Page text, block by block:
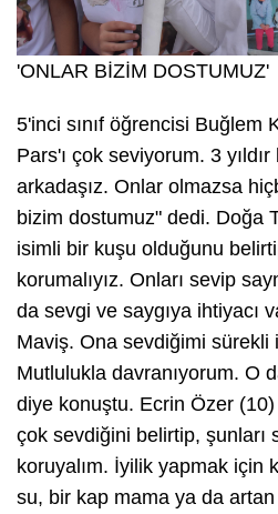
'ONLAR BİZİM DOSTUMUZ'
5'inci sınıf öğrencisi Buğlem
Pars'ı çok seviyorum. 3
arkadaşız. Onlar olmazsa
bizim dostumuz" dedi. Doğa
isimli bir kuşu olduğunu
korumalıyız. Onları sevip
da sevgi ve saygıya ihtiyacı
Maviş. Ona sevdiğimi sürekli
Mutlulukla davranıyorum. O
diye konuştu. Ecrin Özer
çok sevdiğini belirtip, şunları
koruyalım. İyilik yapmak için
su, bir kap mama ya da